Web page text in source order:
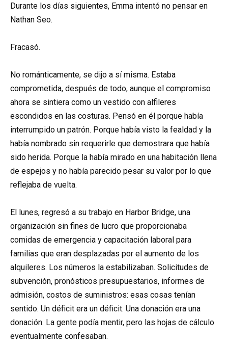
Durante los días siguientes, Emma intentó no pensar en
Nathan Seo.
Fracasó.
No románticamente, se dijo a sí misma. Estaba
comprometida, después de todo, aunque el compromiso
ahora se sintiera como un vestido con alfileres
escondidos en las costuras. Pensó en él porque había
interrumpido un patrón. Porque había visto la fealdad y la
había nombrado sin requerirle que demostrara que había
sido herida. Porque la había mirado en una habitación llena
de espejos y no había parecido pesar su valor por lo que
reflejaba de vuelta.
El lunes, regresó a su trabajo en Harbor Bridge, una
organización sin fines de lucro que proporcionaba
comidas de emergencia y capacitación laboral para
familias que eran desplazadas por el aumento de los
alquileres. Los números la estabilizaban. Solicitudes de
subvención, pronósticos presupuestarios, informes de
admisión, costos de suministros: esas cosas tenían
sentido. Un déficit era un déficit. Una donación era una
donación. La gente podía mentir, pero las hojas de cálculo
eventualmente confesaban.